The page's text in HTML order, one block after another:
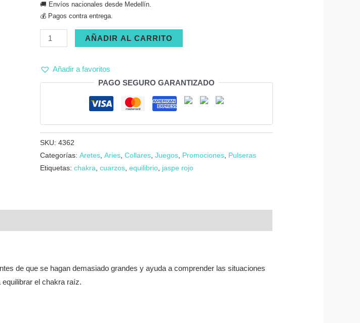
🚚 Envíos nacionales desde Medellín.
💰 Pagos contra entrega.
Juego
collar,
espiral
cantidad
AÑADIR AL CARRITO
Añadir a favoritos
PAGO SEGURO GARANTIZADO
SKU: 4362
Categorías: Aretes Aries Collares Juegos Promociones Pulseras
Etiquetas: chakra cuarzos equilibrio jaspe rojo
de que se hagan demasiado grandes y ayuda a comprender las situaciones
el chakra raíz.